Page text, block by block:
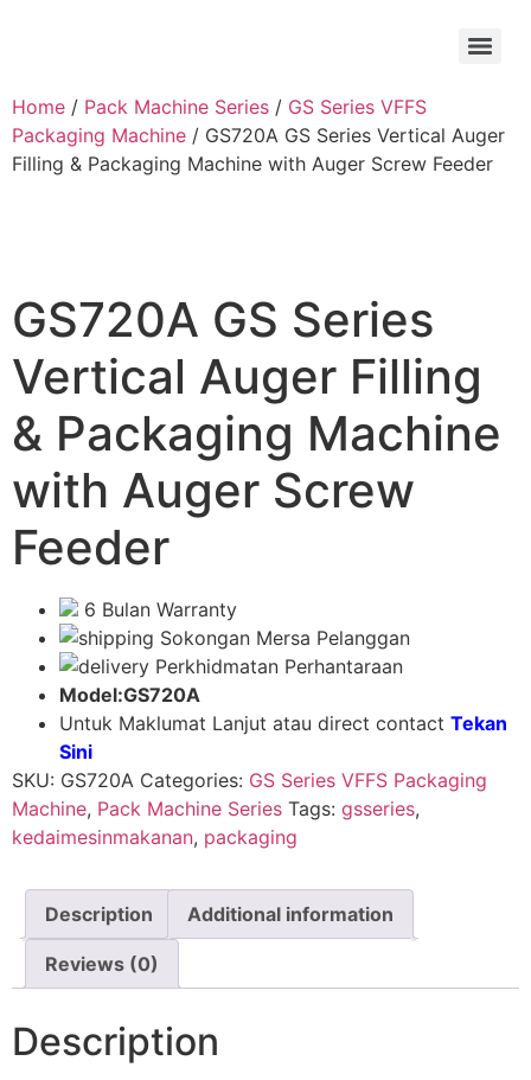
Home / Pack Machine Series / GS Series VFFS
Packaging Machine / GS720A GS Series Vertical Auger
Filling & Packaging Machine with Auger Screw Feeder
GS720A GS Series
Vertical Auger Filling
& Packaging Machine
with Auger Screw
Feeder
6 Bulan Warranty
Sokongan Mersa Pelanggan
Perkhidmatan Perhantaraan
Model:GS720A
Untuk Maklumat Lanjut atau direct contact Tekan
Sini
SKU: GS720A Categories: GS Series VFFS Packaging
Machine, Pack Machine Series Tags: gsseries,
kedaimesinmakanan, packaging
Description Additional information
Reviews (0)
Description